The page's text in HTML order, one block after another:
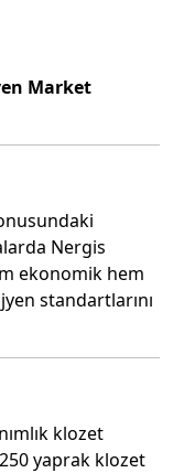
Market
Nergis
ekonomik hem
standartlarını
klozet
yaprak klozet